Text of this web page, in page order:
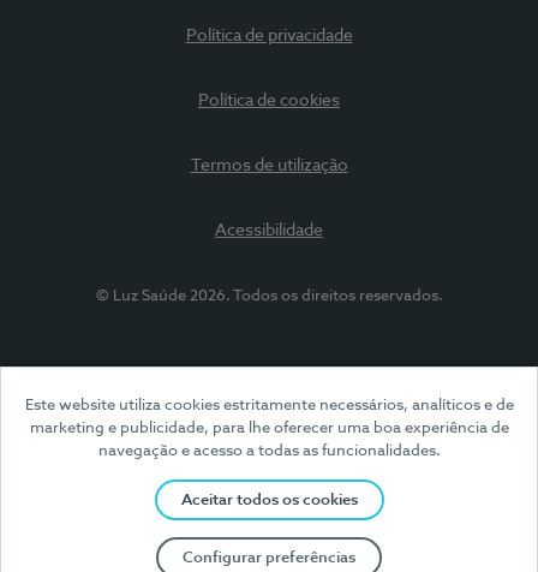
Este website utiliza cookies estritamente necessários, analíticos e de
marketing e publicidade, para lhe oferecer uma boa experiência de
navegação e acesso a todas as funcionalidades.
Aceitar todos os cookies
Configurar preferências
Política de privacidade
Política de cookies
Termos de utilização
Acessibilidade
© Luz Saúde 2026. Todos os direitos reservados.